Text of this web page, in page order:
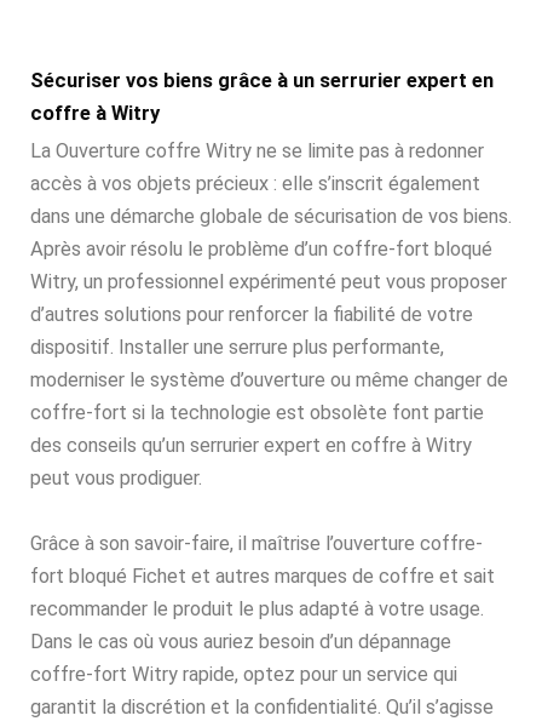
Sécuriser vos biens grâce à un serrurier expert en
coffre à Witry
La Ouverture coffre Witry ne se limite pas à redonner
accès à vos objets précieux : elle s’inscrit également
dans une démarche globale de sécurisation de vos biens.
Après avoir résolu le problème d’un coffre-fort bloqué
Witry, un professionnel expérimenté peut vous proposer
d’autres solutions pour renforcer la fiabilité de votre
dispositif. Installer une serrure plus performante,
moderniser le système d’ouverture ou même changer de
coffre-fort si la technologie est obsolète font partie
des conseils qu’un serrurier expert en coffre à Witry
peut vous prodiguer.
Grâce à son savoir-faire, il maîtrise l’ouverture coffre-
fort bloqué Fichet et autres marques de coffre et sait
recommander le produit le plus adapté à votre usage.
Dans le cas où vous auriez besoin d’un dépannage
coffre-fort Witry rapide, optez pour un service qui
garantit la discrétion et la confidentialité. Qu’il s’agisse